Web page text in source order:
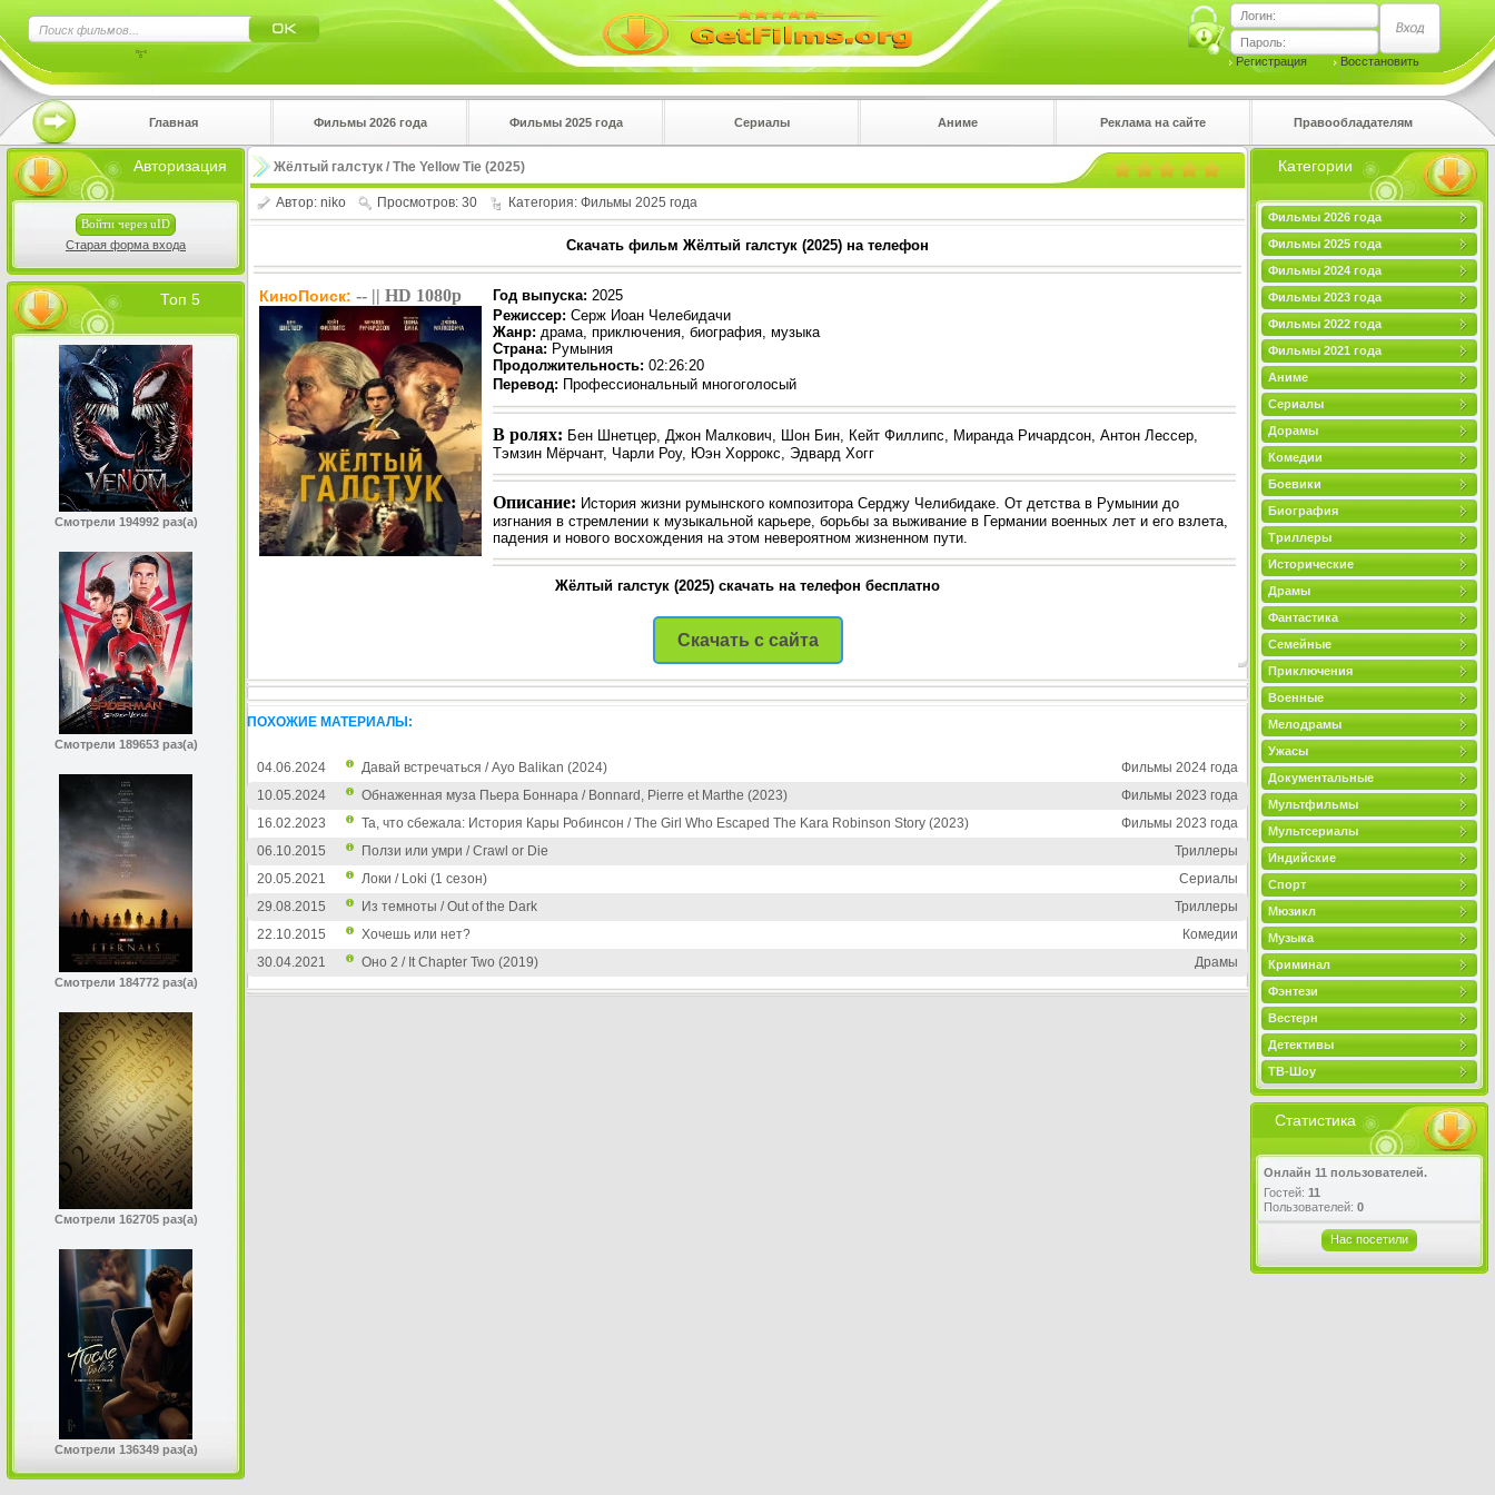
Логин:
Пароль:
Регистрация
Восстановить
Главная Фильмы 2026 года Фильмы 2025 года Сериалы Аниме Реклама на сайте Правообладателям
Авторизация
Войти через uID
Старая форма входа
Топ 5
Смотрели 194992 раз(а)
Смотрели 189653 раз(а)
Смотрели 184772 раз(а)
Смотрели 162705 раз(а)
Смотрели 136349 раз(а)
Категории
Фильмы 2026 года
Фильмы 2025 года
Фильмы 2024 года
Фильмы 2023 года
Фильмы 2022 года
Фильмы 2021 года
Аниме
Сериалы
Дорамы
Комедии
Боевики
Биография
Триллеры
Исторические
Драмы
Фантастика
Семейные
Приключения
Военные
Мелодрамы
Ужасы
Документальные
Мультфильмы
Мультсериалы
Индийские
Спорт
Мюзикл
Музыка
Криминал
Фэнтези
Вестерн
Детективы
ТВ-Шоу
Статистика
Онлайн 11 пользователей.
Гостей: 11
Пользователей: 0
Нас посетили
Жёлтый галстук / The Yellow Tie (2025)
Автор: niko Просмотров: 30 Категория: Фильмы 2025 года
Скачать фильм Жёлтый галстук (2025) на телефон
КиноПоиск: -- || HD 1080p Год выпуска: 2025
Режиссер: Серж Иоан Челебидачи
Жанр: драма, приключения, биография, музыка
Страна: Румыния
Продолжительность: 02:26:20
Перевод: Профессиональный многоголосый
В ролях: Бен Шнетцер, Джон Малкович, Шон Бин, Кейт Филлипс, Миранда Ричардсон, Антон Лессер,
Тэмзин Мёрчант, Чарли Роу, Юэн Хоррокс, Эдвард Хогг
Описание: История жизни румынского композитора Серджу Челибидаке. От детства в Румынии до
изгнания в стремлении к музыкальной карьере, борьбы за выживание в Германии военных лет и его взлета,
падения и нового восхождения на этом невероятном жизненном пути.
Жёлтый галстук (2025) скачать на телефон бесплатно
Нажмите на в плеере
!!!Если Вы с телефона сперва нажмите на троеточие в правом
верхнем углу!!!
Скачать с сайта
ПОХОЖИЕ МАТЕРИАЛЫ:
04.06.2024 Давай встречаться / Ayo Balikan (2024)
Фильмы 2024 года
10.05.2024
Обнаженная муза Пьера Боннара / Bonnard, Pierre et Marthe (2023)
Фильмы 2023 года
16.02.2023
Та, что сбежала: История Кары Робинсон / The Girl Who Escaped The Kara Robinson Story (2023)
Фильмы 2023 года
06.10.2015
Ползи или умри / Crawl or Die
Триллеры
20.05.2021
Локи / Loki (1 сезон)
Сериалы
29.08.2015
Из темноты / Out of the Dark
Триллеры
22.10.2015
Хочешь или нет?
Комедии
30.04.2021
Оно 2 / It Chapter Two (2019) Драмы